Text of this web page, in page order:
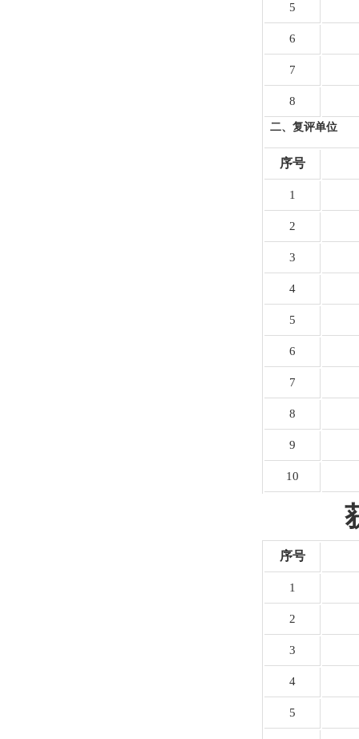
5
6
7
8
二、复评单位
序号
1
2
3
4
5
6
7
8
9
10
序号
1
2
3
4
5